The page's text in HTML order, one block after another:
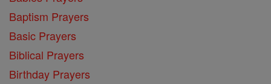
Baptism Prayers
Basic Prayers
Biblical Prayers
Birthday Prayers